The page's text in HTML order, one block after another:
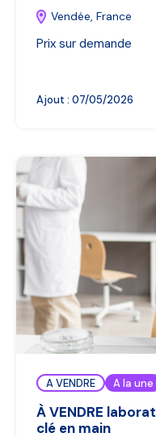
Vendée, France
Prix sur demande
Ajout : 07/05/2026
A VENDRE A la une
À VENDRE
clé en main